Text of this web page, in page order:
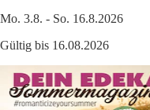
Mo. 3.8. - So. 16.8.2026
Gültig bis 16.08.2026